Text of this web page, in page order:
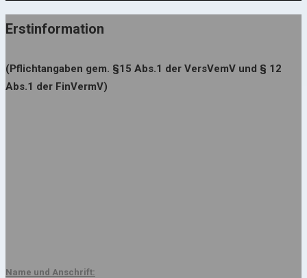
Erstinformation
(Pflichtangaben gem. §15 Abs.1 der VersVemV und § 12
Abs.1 der FinVermV)
Name und Anschrift: